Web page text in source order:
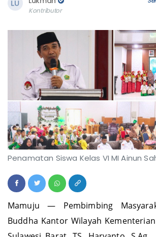
Lukman
Mamuju — Pembimbing
Buddha Kantor Wilayah Kementerian